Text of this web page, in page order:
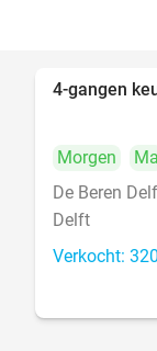
4-gangen
Morgen Ma
De Beren
Delft
Verkocht: 320